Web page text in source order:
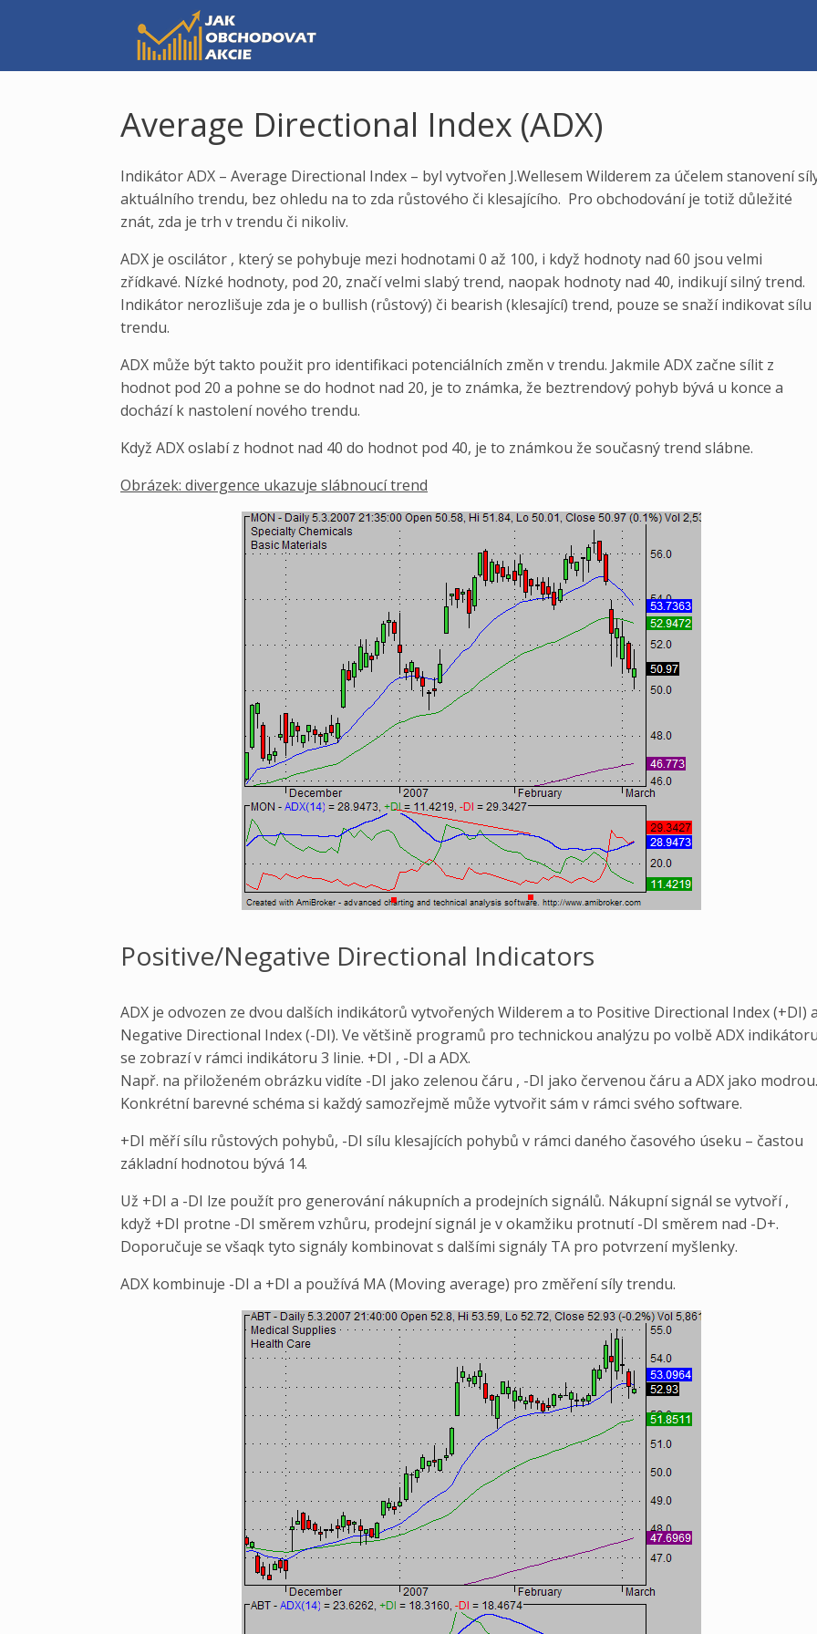
Average Directional Index (ADX)
Indikátor ADX – Average Directional Index – byl vytvořen J.Wellesem Wilderem za účelem stanovení
aktuálního trendu, bez ohledu na to zda růstového či klesajícího. Pro obchodování je totiž důležité
znát, zda je trh v trendu či nikoliv.
ADX je oscilátor , který se pohybuje mezi hodnotami 0 až 100, i když hodnoty nad 60 jsou velmi
zřídkavé. Nízké hodnoty, pod 20, značí velmi slabý trend, naopak hodnoty nad 40, indikují silný trend.
Indikátor nerozlišuje zda je o bullish (růstový) či bearish (klesající) trend, pouze se snaží indikovat sílu
trendu.
ADX může být takto použit pro identifikaci potenciálních změn v trendu. Jakmile ADX začne sílit z
hodnot pod 20 a pohne se do hodnot nad 20, je to známka, že beztrendový pohyb bývá u konce a
dochází k nastolení nového trendu.
Když ADX oslabí z hodnot nad 40 do hodnot pod 40, je to známkou že současný trend slábne.
Obrázek: divergence ukazuje slábnoucí trend
Positive/Negative Directional Indicators
ADX je odvozen ze dvou dalších indikátorů vytvořených Wilderem a to Positive Directional Index (+DI) a
Negative Directional Index (-DI). Ve většině programů pro technickou analýzu po volbě ADX indikátoru
se zobrazí v rámci indikátoru 3 linie. +DI , -DI a ADX.
Např. na přiloženém obrázku vidíte -DI jako zelenou čáru , -DI jako červenou čáru a ADX jako modrou.
Konkrétní barevné schéma si každý samozřejmě může vytvořit sám v rámci svého software.
+DI měří sílu růstových pohybů, -DI sílu klesajících pohybů v rámci daného časového úseku – častou
základní hodnotou bývá 14.
Už +DI a -DI lze použít pro generování nákupních a prodejních signálů. Nákupní signál se vytvoří ,
když +DI protne -DI směrem vzhůru, prodejní signál je v okamžiku protnutí -DI směrem nad -D+.
Doporučuje se všaqk tyto signály kombinovat s dalšími signály TA pro potvrzení myšlenky.
ADX kombinuje -DI a +DI a používá MA (Moving average) pro změření síly trendu.